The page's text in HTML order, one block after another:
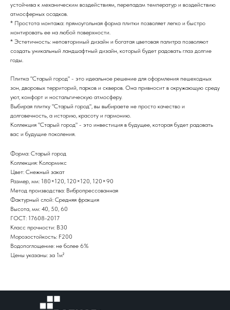
устойчива к механическим воздействиям, перепадам температур и воздействию
атмосферных осадков.
* Простота монтажа: прямоугольная форма плитки позволяет легко и быстро
монтировать ее на любой поверхности.
* Эстетичность: неповторимый дизайн и богатая цветовая палитра позволяют
создать уникальный ландшафтный дизайн, который будет радовать глаз долгие
годы.
Плитка "Старый город" - это идеальное решение для оформления пешеходных
зон, дворовых территорий, парков и скверов. Она привносит в окружающую среду
уют, комфорт и ностальгическую атмосферу.
Выбирая плитку "Старый город", вы выбираете не просто качество и
долговечность, а историю, красоту и гармонию.
Коллекция "Старый город" - это инвестиция в будущее, которая будет радовать
вас и будущие поколения.
Форма: Старый город
Коллекция: Колормикс
Цвет: Снежный закат
Размер, мм: 180×120, 120×120, 120×90
Метод производства: Вибропрессованная
Фактурный слой: Средняя фракция
Высота, мм: 40, 50, 60
ГОСТ: 17608-2017
Класс прочности: В30
Морозостойкость: F200
Водопоглощение: не более 6%
Цены указаны: за 1м²